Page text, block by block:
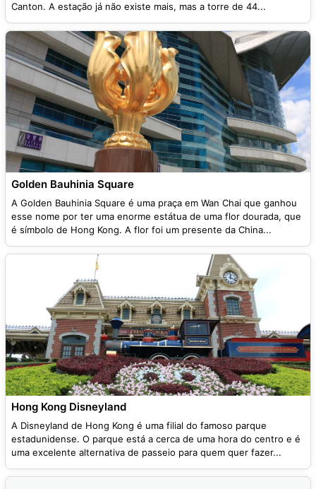
Canton. A estação já não existe mais, mas a torre de 44...
Golden Bauhinia Square
A Golden Bauhinia Square é uma praça em Wan Chai que ganhou
esse nome por ter uma enorme estátua de uma flor dourada, que
é símbolo de Hong Kong. A flor foi um presente da China...
Hong Kong Disneyland
A Disneyland de Hong Kong é uma filial do famoso parque
estadunidense. O parque está a cerca de uma hora do centro e é
uma excelente alternativa de passeio para quem quer fazer...